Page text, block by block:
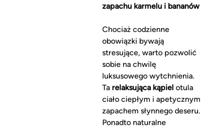
zapachu karmelu i bananów
Chociaż codzienne
obowiązki bywają
stresujące, warto pozwolić
sobie na chwilę
luksusowego wytchnienia.
Ta relaksująca kąpiel otula
ciało ciepłym i apetycznym
zapachem słynnego deseru.
Ponadto naturalne